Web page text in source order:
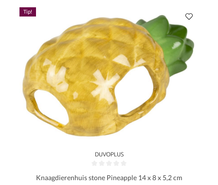
Tip!
DUVOPLUS
Knaagdierenhuis stone Pineapple 14 x 8 x 5,2 cm